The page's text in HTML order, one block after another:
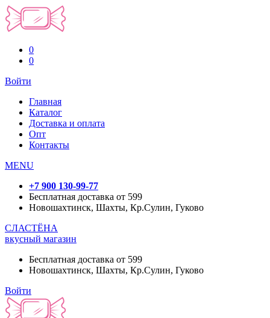
0
0
Войти
Главная
Каталог
Доставка и оплата
Опт
Контакты
MENU
+7 900 130-99-77
Бесплатная доставка от 599
Новошахтинск, Шахты, Кр.Сулин, Гуково
СЛАСТЁНА
вкусный магазин
Бесплатная доставка от 599
Новошахтинск, Шахты, Кр.Сулин, Гуково
Войти